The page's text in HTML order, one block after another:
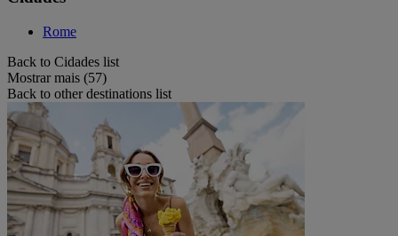
Rome
Back to Cidades list
Mostrar mais (57)
Back to other destinations list